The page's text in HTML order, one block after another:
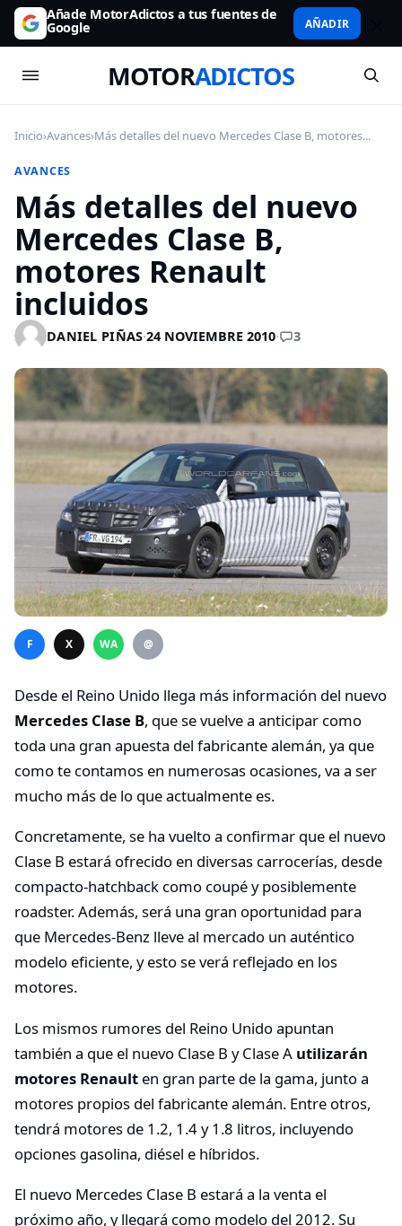
Añade MotorAdictos a tus fuentes de
Google AÑADIR
MOTORADICTOS
Inicio›Avances›Más detalles del nuevo Mercedes Clase B, motores...
AVANCES
Más detalles del nuevo
Mercedes Clase B,
motores Renault
incluidos
DANIEL PIÑAS·24 NOVIEMBRE 2010· 3
F X WA @
Desde el Reino Unido llega más información del nuevo
Mercedes Clase B, que se vuelve a anticipar como
toda una gran apuesta del fabricante alemán, ya que
como te contamos en numerosas ocasiones, va a ser
mucho más de lo que actualmente es.
Concretamente, se ha vuelto a confirmar que el nuevo
Clase B estará ofrecido en diversas carrocerías, desde
compacto-hatchback como coupé y posiblemente
roadster. Además, será una gran oportunidad para
que Mercedes-Benz lleve al mercado un auténtico
modelo eficiente, y esto se verá reflejado en los
motores.
Los mismos rumores del Reino Unido apuntan
también a que el nuevo Clase B y Clase A utilizarán
motores Renault en gran parte de la gama, junto a
motores propios del fabricante alemán. Entre otros,
tendrá motores de 1.2, 1.4 y 1.8 litros, incluyendo
opciones gasolina, diésel e híbridos.
El nuevo Mercedes Clase B estará a la venta el
próximo año, y llegará como modelo del 2012. Su